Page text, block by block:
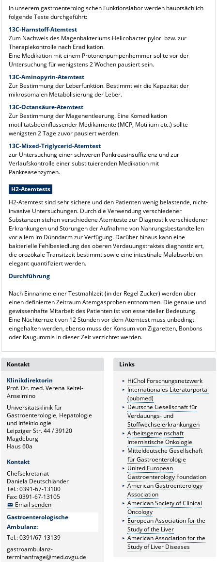
In unserem gastroenterologischen Funktionslabor werden hauptsächlich
folgende Teste durchgeführt:
13C-Harnstoff-Atemtest
Zum Nachweis des Magenbakteriums Helicobacter pylori bzw. zur
Therapiekontrolle nach Eradikation.
Eine Medikation mit einem Protonenpumpenhemmer sollte vor der
Untersuchung für wenigstens 2 Wochen pausiert sein.
13C-Aminopyrin-Atemtest
Zur Bestimmung der Leberfunktion. Bestimmt wir die Kapazität der
mikrosomalen Metabolisierung der Leber.
13C-Octansäure-Atemtest
Zur Bestimmung der Magenentleerung. Eine Komedikation
motilitätsbeeinflussender Medikamente (MCP, Motilium etc.) sollte
wenigsten 2 Tage zuvor pausiert werden.
13C-Mixed-Triglycerid-Atemtest
zur Untersuchung einer schweren Pankreasinsuffizienz und zur
Verlaufskontrolle einer substituierenden Medikation mit
Pankreasenzymen.
H2-Atemtests
H2-Atemtest sind sehr sichere und den Patienten wenig belastende, nicht-
invasive Untersuchungen. Durch die Verwendung verschiedener
Substanzen stehen verschiedene Atemteste zur Diagnostik verschiedener
Erkrankungen und Störungen der Aufnahme von Nahrungsbestandteilen
vor allem im Dünndarm zur Verfügung. Darüber hinaus kann eine
bakterielle Fehlbesiedlung des oberen Verdauungstraktes diagnostiziert,
die orozökale Transitzeit bestimmt sowie eine intestinale Malabsorbtion
elegant quantifiziert werden.
Durchführung
Nach Einnahme einer Testmahlzeit (in der Regel Zucker) werden über
einen definierten Zeitraum Atemgasproben entnommen. Die genaue und
gewissenhafte Mitarbeit des Patienten ist von essentieller Bedeutung.
Eine Nüchternzeit von 12 Stunden vor dem Atemtest muss unbedingt
eingehalten werden, ebenso muss der Konsum von Zigaretten, Bonbons
oder Kaugummis in dieser Zeit verzichtet werden.
Kontakt
Klinikdirektorin
Prof. Dr. med. Verena Keitel-
Anselmino
Universitätsklinik für
Gastroenterologie, Hepatologie
und Infektiologie
Leipziger Str. 44 / 39120
Magdeburg
Haus 60a
Kontakt
Chefsekretariat
Daniela Deutschländer
Tel.: 0391-67-13100
Fax: 0391-67-13105
Email senden
Gastroenterologische
Ambulanz:
Tel.: 0391/67-13139
gastroambulanz-
terminanfrage@med.ovgu.de
Links
HiChol Forschungsnetzwerk
Internationales Literaturportal
(pubmed)
Deutsche Gesellschaft für
Verdauungs- und
Stoffwechselerkrankungen
Arbeitsgemeinschaft
Internistische Onkologie
Mitteldeutsche Gesellschaft
für Gastroenterologie
United European
Gastroenterology Foundation
American Gastroenterology
Association
American Society of Clinical
Oncology
European Association for the
Study of the Liver
American Association for the
Study of Liver Diseases